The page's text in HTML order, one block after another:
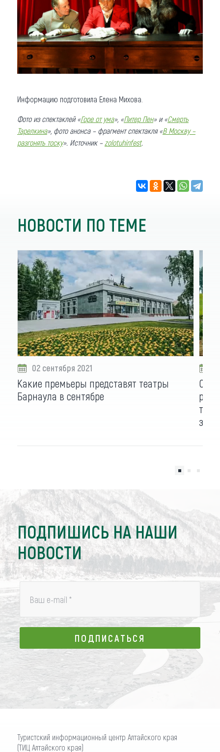
Информацию подготовила Елена Михова.
Фото из спектаклей «Горе от ума», «Питер Пен» и «Смерть
Тарелкина», фото анонса – фрагмент спектакля «В Москву –
разгонять тоску». Источник – zolotuhinfest.
НОВОСТИ ПО ТЕМЕ
02 сентября 2021
Какие премьеры представят театры
Барнаула в сентябре
ПОДПИШИСЬ НА НАШИ
НОВОСТИ
Ваш e-mail *
ПОДПИСАТЬСЯ
ПОДПИСАТЬСЯ
Туристский информационный центр Алтайского края
(ТИЦ Алтайского края)